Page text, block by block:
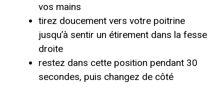
vos mains
tirez doucement vers votre poitrine
jusqu’à sentir un étirement dans la fesse
droite
restez dans cette position pendant 30
secondes, puis changez de côté